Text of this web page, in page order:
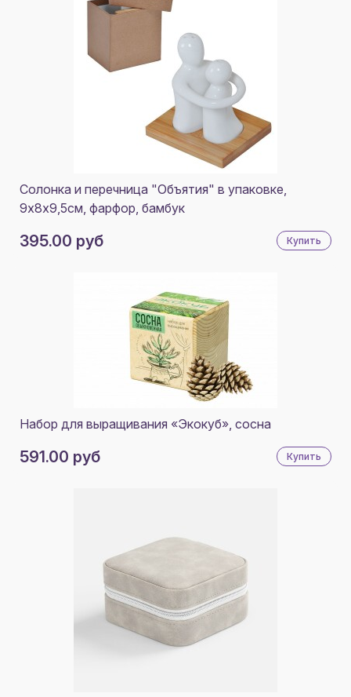
Солонка и перечница "Объятия" в упаковке,
9х8х9,5см, фарфор, бамбук
395.00 руб Купить
Набор для выращивания «Экокуб», сосна
591.00 руб Купить